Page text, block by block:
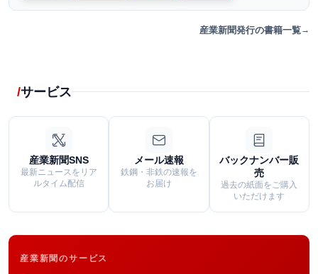
産業新聞発行の書籍一覧
サービス
産業新聞SNS
最新ニュースをリア
ルタイム配信
メール速報
鉄鋼・非鉄の速報を
お届け
バックナンバー販
売
過去の紙面をご購入
いただけます
産業新聞のサービス